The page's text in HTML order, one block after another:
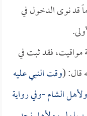
قد نوى الدخول في
مواقيت، فقد ثبت في
قال: (وقت النبي عليه
الشام -وفي رواية